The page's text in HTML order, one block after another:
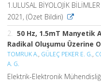
1.ULUSAL BİYOLOJİK
2021, (Özet Bildiri)
2. 50 Hz, 1.5mT Manyetik
Radikal Oluşumu Üzerine
TOMRUK A., GÜLEÇ PEKER E. G.,
A. G.
Elektrik-Elektronik